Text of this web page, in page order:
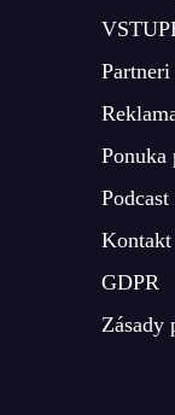
Partneri
Ponuka
Podcast
Kontakt
GDPR
Zásady